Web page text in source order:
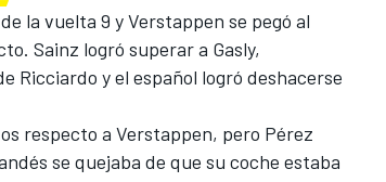
la vuelta 9 y Verstappen se pegó al
Sainz logró superar a Gasly,
Ricciardo y el español logró deshacerse
respecto a Verstappen, pero Pérez
se quejaba de que su coche estaba